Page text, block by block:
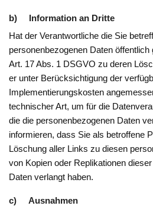
b) Information an Dritte
Hat der Verantwortliche die Sie
personenbezogenen Daten
Art. 17 Abs. 1 DSGVO zu deren
er unter Berücksichtigung der
Implementierungskosten
technischer Art, um für die
die die personenbezogenen Daten
informieren, dass Sie als betroffene
Löschung aller Links zu diesen
von Kopien oder Replikationen
Daten verlangt haben.
c) Ausnahmen